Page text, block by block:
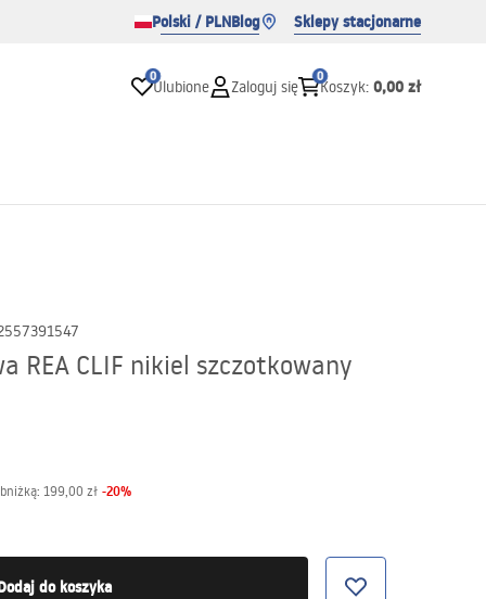
Polski / PLNBlog Sklepy stacjonarne
0
Ulubione Zaloguj się
0
Koszyk: 0,00 zł
REA CLIF nikiel szczotkowany
199,00 zł -20%
do koszyka